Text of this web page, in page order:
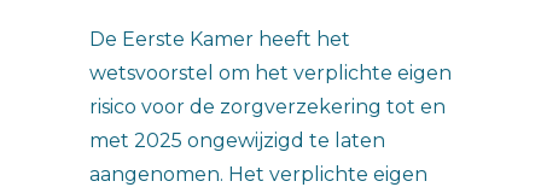
De Eerste Kamer heeft het
wetsvoorstel om het verplichte eigen
risico voor de zorgverzekering tot en
met 2025 ongewijzigd te laten
aangenomen. Het verplichte eigen